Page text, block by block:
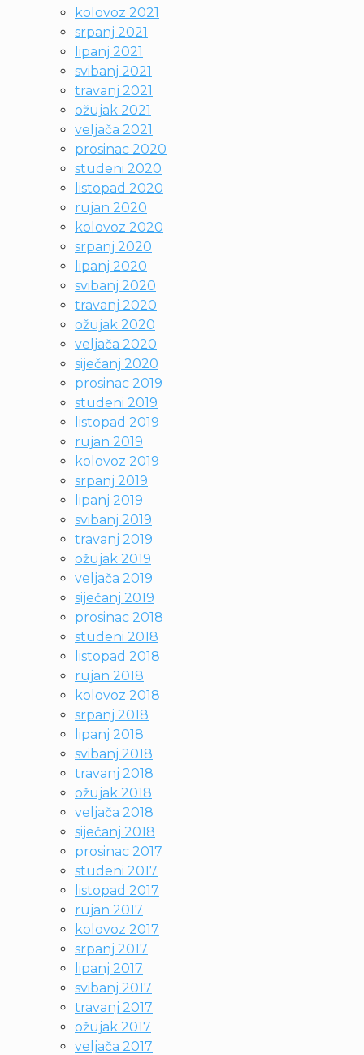
kolovoz 2021
srpanj 2021
lipanj 2021
svibanj 2021
travanj 2021
ožujak 2021
veljača 2021
prosinac 2020
studeni 2020
listopad 2020
rujan 2020
kolovoz 2020
srpanj 2020
lipanj 2020
svibanj 2020
travanj 2020
ožujak 2020
veljača 2020
siječanj 2020
prosinac 2019
studeni 2019
listopad 2019
rujan 2019
kolovoz 2019
srpanj 2019
lipanj 2019
svibanj 2019
travanj 2019
ožujak 2019
veljača 2019
siječanj 2019
prosinac 2018
studeni 2018
listopad 2018
rujan 2018
kolovoz 2018
srpanj 2018
lipanj 2018
svibanj 2018
travanj 2018
ožujak 2018
veljača 2018
siječanj 2018
prosinac 2017
studeni 2017
listopad 2017
rujan 2017
kolovoz 2017
srpanj 2017
lipanj 2017
svibanj 2017
travanj 2017
ožujak 2017
veljača 2017